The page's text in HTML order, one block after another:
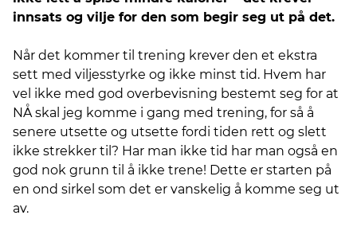
innsats og vilje for den som begir seg ut på det.
Når det kommer til trening krever den et ekstra
sett med viljesstyrke og ikke minst tid. Hvem har
vel ikke med god overbevisning bestemt seg for at
NÅ skal jeg komme i gang med trening, for så å
senere utsette og utsette fordi tiden rett og slett
ikke strekker til? Har man ikke tid har man også en
god nok grunn til å ikke trene! Dette er starten på
en ond sirkel som det er vanskelig å komme seg ut
av.